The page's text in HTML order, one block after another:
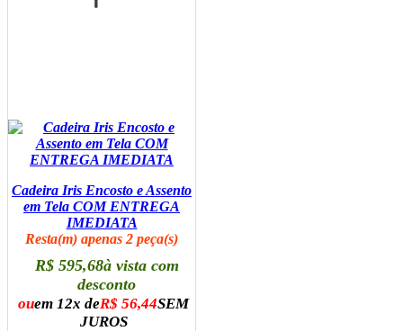
Cadeira Iris Encosto e Assento
em Tela COM ENTREGA
IMEDIATA
Resta(m) apenas 2 peça(s)
R$ 595,68à vista com
desconto
ouem 12x deR$ 56,44SEM
JUROS